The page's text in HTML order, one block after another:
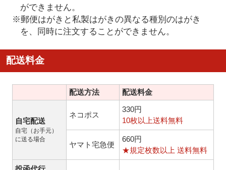
ができません。
※郵便はがきと私製はがきの異なる種別のはがき
を、同時に注文することができません。
配送料金
配送方法 配送料金
自宅配送
自宅（お手元）
に送る場合
ネコポス
330円
10枚以上送料無料
ヤマト宅急便
660円
★規定枚数以上 送料無料